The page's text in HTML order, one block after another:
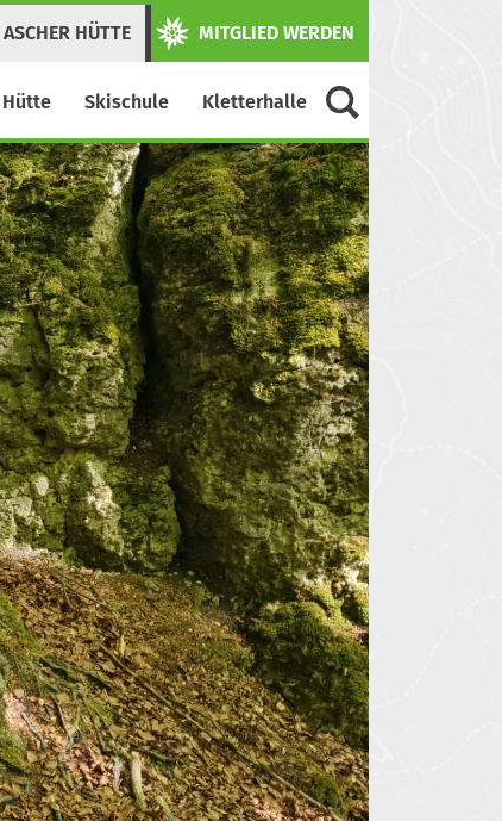
ASCHER HÜTTE MITGLIED WERDEN
Hütte Skischule Kletterhalle